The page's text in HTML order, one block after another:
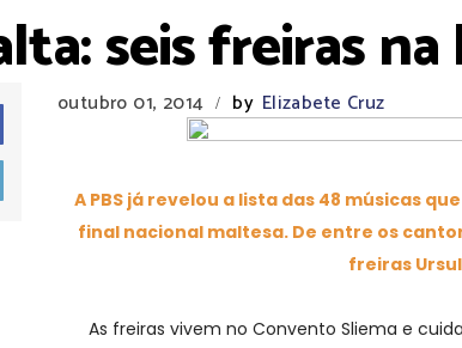
seis freiras
outubro 01, 2014 / by Elizabete Cruz
A PBS já revelou a lista das 48 músicas
final nacional maltesa. De entre os
freiras
As freiras vivem no Convento Sliema e